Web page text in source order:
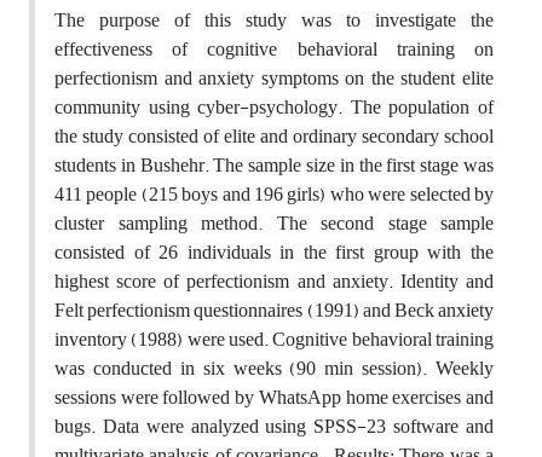
The purpose of this study was to investigate the
effectiveness of cognitive behavioral training on
perfectionism and anxiety symptoms on the student elite
community using cyber-psychology. The population of
the study consisted of elite and ordinary secondary school
students in Bushehr. The sample size in the first stage was
411 people (215 boys and 196 girls) who were selected by
cluster sampling method. The second stage sample
consisted of 26 individuals in the first group with the
highest score of perfectionism and anxiety. Identity and
Felt perfectionism questionnaires (1991) and Beck anxiety
inventory (1988) were used. Cognitive behavioral training
was conducted in six weeks (90 min session). Weekly
sessions were followed by WhatsApp home exercises and
bugs. Data were analyzed using SPSS-23 software and